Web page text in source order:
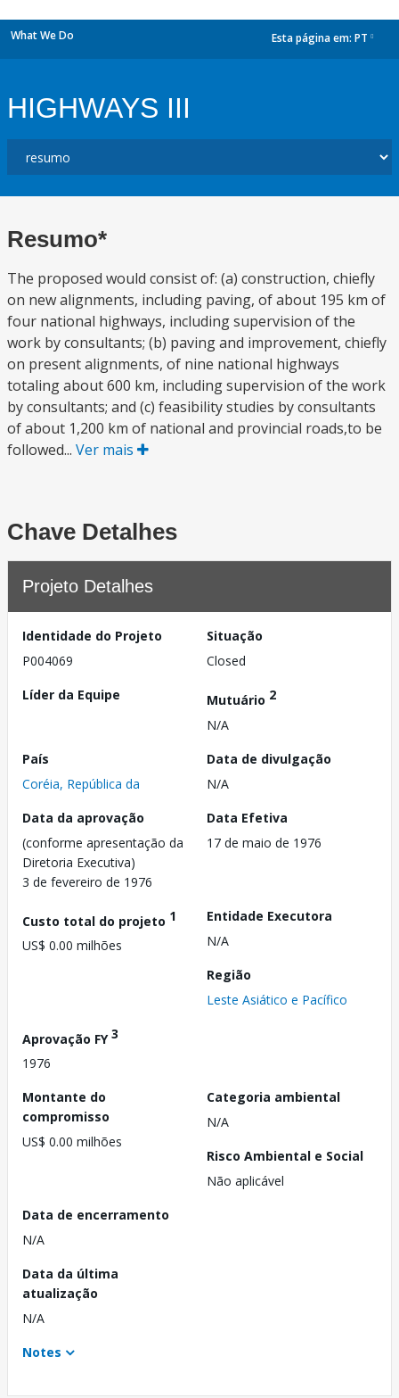
What We Do Esta página em: PT
HIGHWAYS III
Resumo*
The proposed would consist of: (a) construction, chiefly
on new alignments, including paving, of about 195 km of
four national highways, including supervision of the
work by consultants; (b) paving and improvement, chiefly
on present alignments, of nine national highways
totaling about 600 km, including supervision of the work
by consultants; and (c) feasibility studies by consultants
of about 1,200 km of national and provincial roads,to be
followed... Ver mais
Chave Detalhes
Projeto Detalhes
Identidade do Projeto
P004069
Situação
Closed
Líder da Equipe
Mutuário 2
N/A
País
Coréia, República da
Data de divulgação
N/A
Data da aprovação
(conforme apresentação da
Diretoria Executiva)
3 de fevereiro de 1976
Data Efetiva
17 de maio de 1976
Custo total do projeto 1
US$ 0.00 milhões
Entidade Executora
N/A
Região
Leste Asiático e Pacífico
Aprovação FY3
1976
Montante do
compromisso
US$ 0.00 milhões
Categoria ambiental
N/A
Risco Ambiental e Social
Não aplicável
Data de encerramento
N/A
Data da última
atualização
N/A
Notes